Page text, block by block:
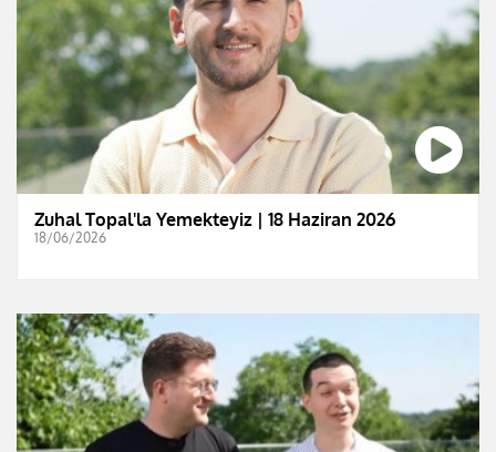
Zuhal Topal'la Yemekteyiz | 18 Haziran 2026
18/06/2026